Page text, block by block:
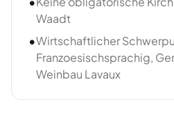
Waadt
•Wirtschaftlicher
Franzoesischsprachig,
Weinbau Lavaux